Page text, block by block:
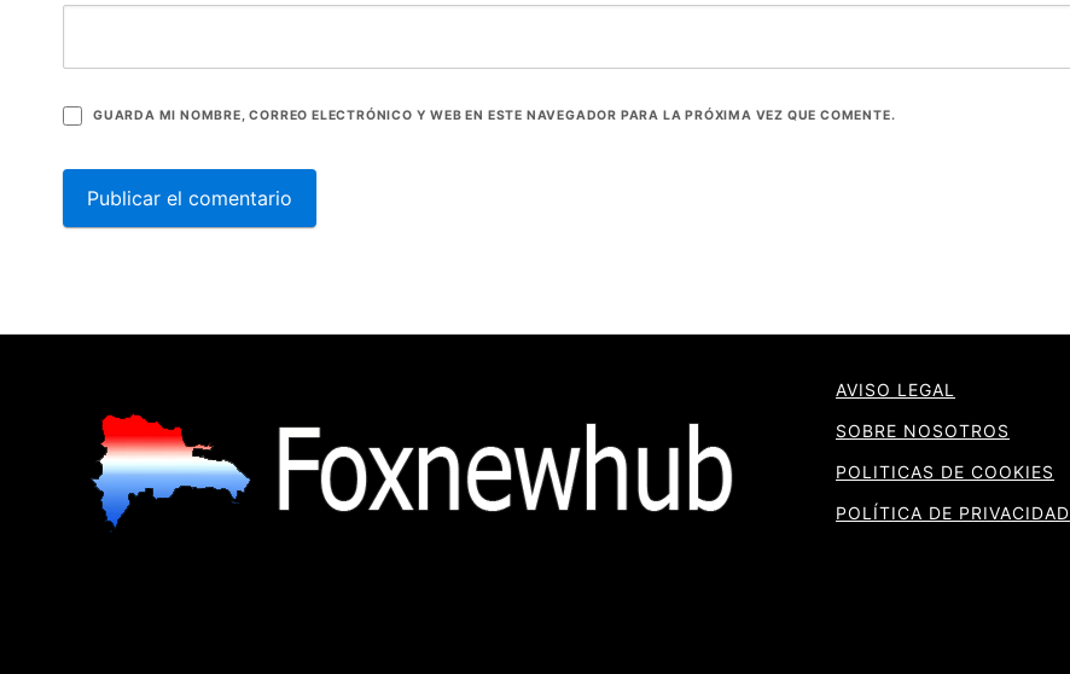
GUARDA MI NOMBRE, CORREO ELECTRÓNICO Y WEB EN ESTE NAVEGADOR PARA LA PRÓXIMA VEZ QUE COMENTE.
AVISO LEGAL
SOBRE NOSOTROS
POLITICAS DE COOKIES
POLÍTICA DE PRIVACIDAD